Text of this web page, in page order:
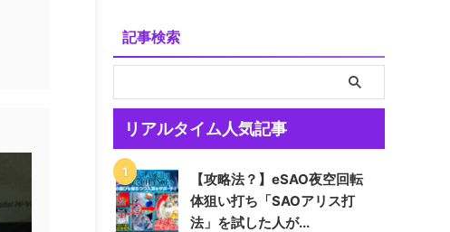
記事検索
リアルタイム人気記事
【攻略法？】eSAO夜空回転
体狙い打ち「SAOアリス打
法」を試した人が...